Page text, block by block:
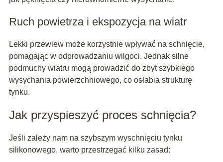
Ruch powietrza i ekspozycja na wiatr
Lekki przewiew może korzystnie wpływać na schnięcie,
pomagając w odprowadzaniu wilgoci. Jednak silne
podmuchy wiatru mogą prowadzić do zbyt szybkiego
wysychania powierzchniowego, co osłabia strukturę
tynku.
Jak przyspieszyć proces schnięcia?
Jeśli zależy nam na szybszym wyschnięciu tynku
silikonowego, warto przestrzegać kilku zasad: